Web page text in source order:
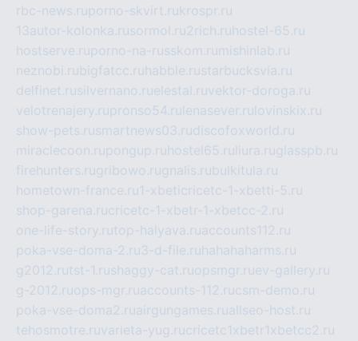
rbc-news.ruporno-skvirt.rukrospr.ru
13autor-kolonka.rusormol.ru2rich.ru hostel-65.ru
hostserve.ruporno-na-russkom.ru mishinlab.ru
neznobi.rubigfatcc.ru habble.rustarbucksvia.ru
delfinet.rusilvernano.ruelestal.ruvektor-doroga.ru
velotrenajery.rupronso54.ru lenasever.ru lovinskix.ru
show-pets.rusmartnews03.rudiscofoxworld.ru
miraclecoon.rupongup.ru hostel65.ru liura.ruglasspb.ru
firehunters.rugribowo.rugnalis.rubulkitula.ru
hometown-france.ru1-xbeticricetc-1-xbetti-5.ru
shop-garena.rucricetc-1-xbetr-1-xbetcc-2.ru
one-life-story.rutop-halyava.ruaccounts112.ru
poka-vse-doma-2.ru3-d-file.ru hahahaharms.ru
g2012.rutst-1.rushaggy-cat.ruopsmgr.ruev-gallery.ru
g-2012.ruops-mgr.ruaccounts-112.rucsm-demo.ru
poka-vse-doma2.ruairgungames.ruallseo-host.ru
tehosmotre.ruvarieta-yug.rucricetc1xbetr1xbetcc2.ru